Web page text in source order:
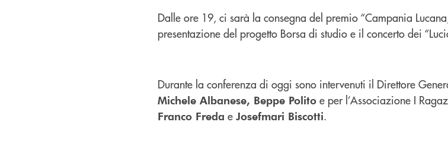
Dalle ore 19, ci sarà la consegna del premio “Campania
presentazione del progetto Borsa di studio e il concerto dei
Durante la conferenza di oggi sono intervenuti il Direttore
Michele Albanese, Beppe Polito e per l’Associazione I
Franco Freda e Josefmari Biscotti.